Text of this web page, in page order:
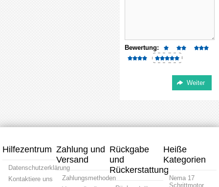
Bewertung:
Hilfezentrum
Datenschutzerklärung
Kontaktiere uns
Zahlung und
Versand
Zahlungsmethoden
Rückgabe
und
Rückerstattung
Heiße
Kategorien
Nema 17
Schrittmotor